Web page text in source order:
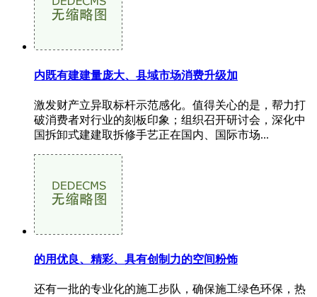
内既有建建量庞大、县域市场消费升级加
激发财产立异取标杆示范感化。值得关心的是，帮力打
破消费者对行业的刻板印象；组织召开研讨会，深化中
国拆卸式建建取拆修手艺正在国内、国际市场...
的用优良、精彩、具有创制力的空间粉饰
还有一批的专业化的施工步队，确保施工绿色环保，热